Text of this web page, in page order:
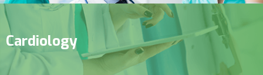
Cardiology